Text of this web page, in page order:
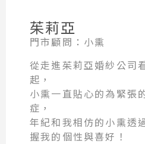
茱莉亞
門市顧問：小熏
從走進茱莉亞婚紗公司
起，
小熏一直貼心的為緊張
症，
年紀和我相仿的小熏透
握我的個性與喜好！